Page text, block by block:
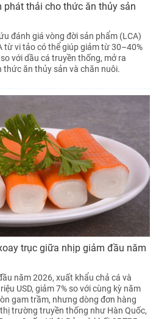
phát thải cho thức ăn thủy sản
đánh giá vòng đời sản phẩm (LCA)
từ vi tảo có thể giúp giảm từ 30–40%
với dầu cá truyền thống, mở ra
thức ăn thủy sản và chăn nuôi.
trục giữa nhịp giảm đầu năm
năm 2026, xuất khẩu chả cá và
USD, giảm 7% so với cùng kỳ năm
gam trầm, nhưng dòng đơn hàng
trường truyền thống như Hàn Quốc,